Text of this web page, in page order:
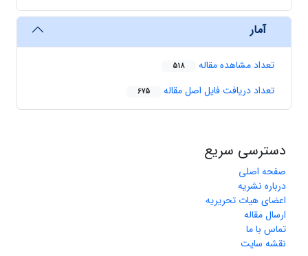
آمار
تعداد مشاهده مقاله 518
تعداد دریافت فایل اصل مقاله 675
دسترسی سریع
صفحه اصلی
درباره نشریه
اعضای هیات تحریریه
ارسال مقاله
تماس با ما
نقشه سایت